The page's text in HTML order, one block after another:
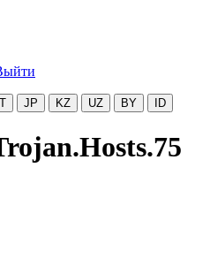
IT JP KZ UZ BY ID